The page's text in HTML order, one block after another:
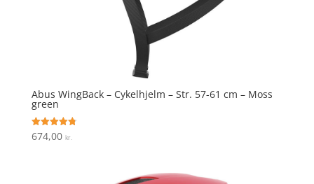
Abus WingBack – Cykelhjelm – Str. 57-61 cm – Moss
green
Vurderet
4.8
674,00 kr.